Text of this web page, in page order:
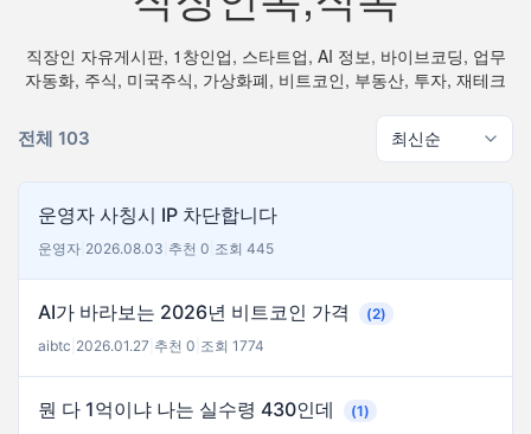
직장인 자유게시판, 1창인업, 스타트업, AI 정보, 바이브코딩, 업무
자동화, 주식, 미국주식, 가상화폐, 비트코인, 부동산, 투자, 재테크
전체 103
운영자 사칭시 IP 차단합니다
운영자 2026.08.03 추천 0 조회 445
AI가 바라보는 2026년 비트코인 가격
(2)
aibtc 2026.01.27 추천 0 조회 1774
뭔 다 1억이냐 나는 실수령 430인데
(1)